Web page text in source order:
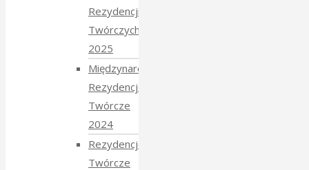
Rezydencji
Twórczych
2025
Międzynarodowe
Rezydencje
Twórcze
2024
Rezydencje
Twórcze